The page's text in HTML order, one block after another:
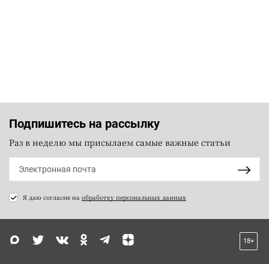
Подпишитесь на рассылку
Раз в неделю мы присылаем самые важные статьи
Я даю согласие на обработку персональных данных
18+